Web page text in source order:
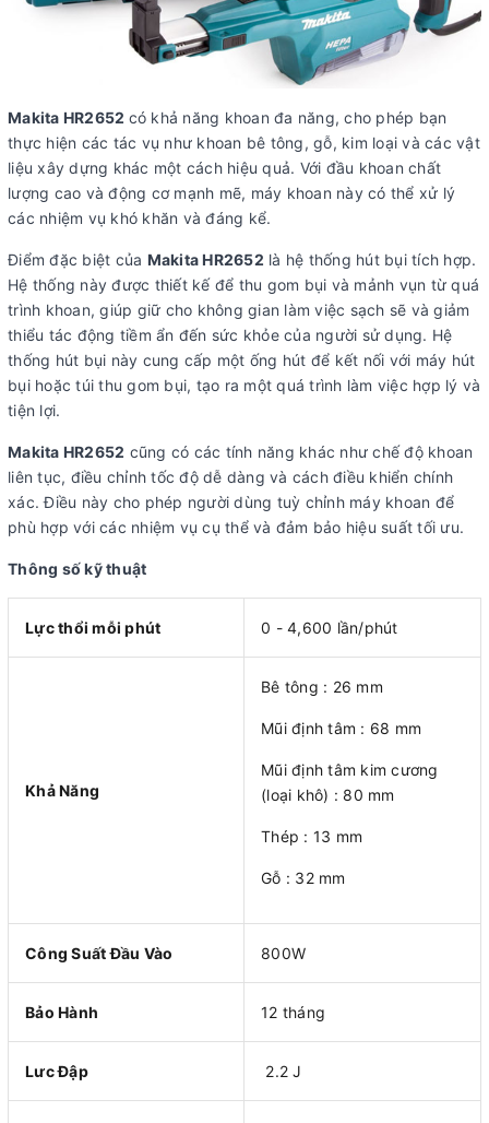
Makita HR2652 có khả năng khoan đa năng, cho phép bạn
thực hiện các tác vụ như khoan bê tông, gỗ, kim loại và các vật
liệu xây dựng khác một cách hiệu quả. Với đầu khoan chất
lượng cao và động cơ mạnh mẽ, máy khoan này có thể xử lý
các nhiệm vụ khó khăn và đáng kể.
Điểm đặc biệt của Makita HR2652 là hệ thống hút bụi tích hợp.
Hệ thống này được thiết kế để thu gom bụi và mảnh vụn từ quá
trình khoan, giúp giữ cho không gian làm việc sạch sẽ và giảm
thiểu tác động tiềm ẩn đến sức khỏe của người sử dụng. Hệ
thống hút bụi này cung cấp một ống hút để kết nối với máy hút
bụi hoặc túi thu gom bụi, tạo ra một quá trình làm việc hợp lý và
tiện lợi.
Makita HR2652 cũng có các tính năng khác như chế độ khoan
liên tục, điều chỉnh tốc độ dễ dàng và cách điều khiển chính
xác. Điều này cho phép người dùng tuỳ chỉnh máy khoan để
phù hợp với các nhiệm vụ cụ thể và đảm bảo hiệu suất tối ưu.
Thông số kỹ thuật
Lực thổi mỗi phút 0 - 4,600 lần/phút
Khả Năng
Bê tông : 26 mm
Mũi định tâm : 68 mm
Mũi định tâm kim cương
(loại khô) : 80 mm
Thép : 13 mm
Gỗ : 32 mm
Công Suất Đầu Vào 800W
Bảo Hành 12 tháng
Lưc Đập 2.2 J